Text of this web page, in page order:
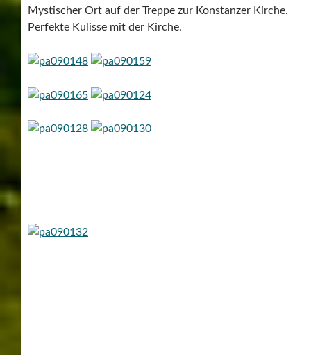
Mystischer Ort auf der Treppe zur Konstanzer Kirche.
Perfekte Kulisse mit der Kirche.
Sindelfingen Rathaus Lichtkunstwerk „Cloud@infowars“